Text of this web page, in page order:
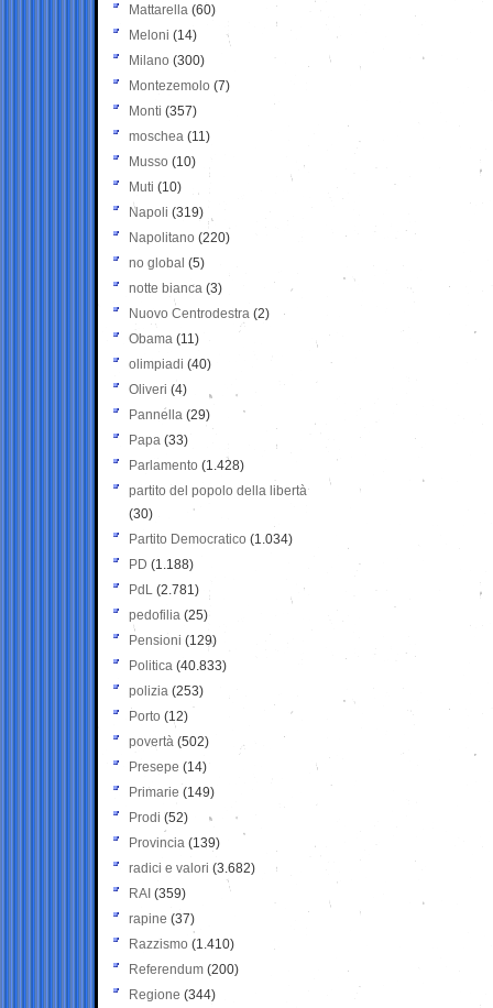
Mattarella (60)
Meloni (14)
Milano (300)
Montezemolo (7)
Monti (357)
moschea (11)
Musso (10)
Muti (10)
Napoli (319)
Napolitano (220)
no global (5)
notte bianca (3)
Nuovo Centrodestra (2)
Obama (11)
olimpiadi (40)
Oliveri (4)
Pannella (29)
Papa (33)
Parlamento (1.428)
partito del popolo della libertà
(30)
Partito Democratico (1.034)
PD (1.188)
PdL (2.781)
pedofilia (25)
Pensioni (129)
Politica (40.833)
polizia (253)
Porto (12)
povertà (502)
Presepe (14)
Primarie (149)
Prodi (52)
Provincia (139)
radici e valori (3.682)
RAI (359)
rapine (37)
Razzismo (1.410)
Referendum (200)
Regione (344)